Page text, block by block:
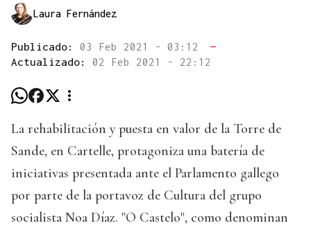
Laura Fernández
Publicado: 03 Feb 2021 - 03:12
—
Actualizado: 02 Feb 2021 - 22:12
La rehabilitación y puesta en valor de la Torre de
Sande, en Cartelle, protagoniza una batería de
iniciativas presentada ante el Parlamento gallego
por parte de la portavoz de Cultura del grupo
socialista Noa Díaz. "O Castelo", como denominan